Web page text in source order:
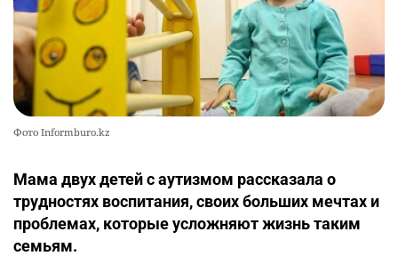
Фото Informburo.kz
Мама двух детей с аутизмом рассказала о
трудностях воспитания, своих больших мечтах и
проблемах, которые усложняют жизнь таким
семьям.